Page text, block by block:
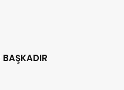
BAŞKADIR